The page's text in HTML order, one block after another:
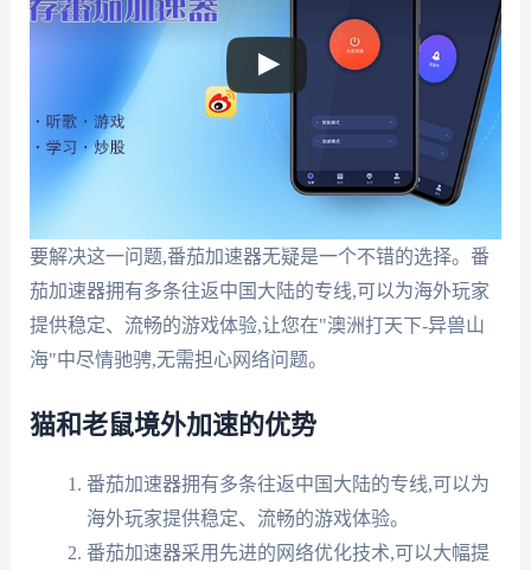
要解决这一问题,番茄加速器无疑是一个不错的选择。番
茄加速器拥有多条往返中国大陆的专线,可以为海外玩家
提供稳定、流畅的游戏体验,让您在"澳洲打天下-异兽山
海"中尽情驰骋,无需担心网络问题。
猫和老鼠境外加速的优势
番茄加速器拥有多条往返中国大陆的专线,可以为
海外玩家提供稳定、流畅的游戏体验。
番茄加速器采用先进的网络优化技术,可以大幅提